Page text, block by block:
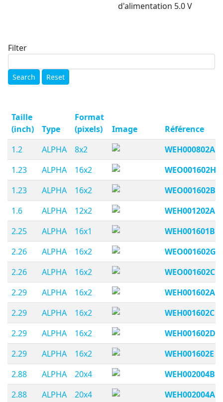
d'alimentation 5.0 V
Filter
Search Reset
Taille
(inch)
Type
Format
(pixels)
Image
Référence
1.2
ALPHA 8x2
WEH000802A
1.23
ALPHA 16x2
WEO001602H
1.23
ALPHA 16x2
WEO001602B
1.6
ALPHA 12x2
WEH001202A
2.25
ALPHA 16x1
WEH001601B
2.26
ALPHA 16x2
WEO001602G
2.26
ALPHA 16x2
WEO001602C
2.29
ALPHA 16x2
WEH001602A
2.29
ALPHA 16x2
WEH001602C
2.29
ALPHA 16x2
WEH001602D
2.29
ALPHA 16x2
WEH001602E
2.88
ALPHA 20x4
WEH002004B
2.88
ALPHA 20x4
WEH002004A